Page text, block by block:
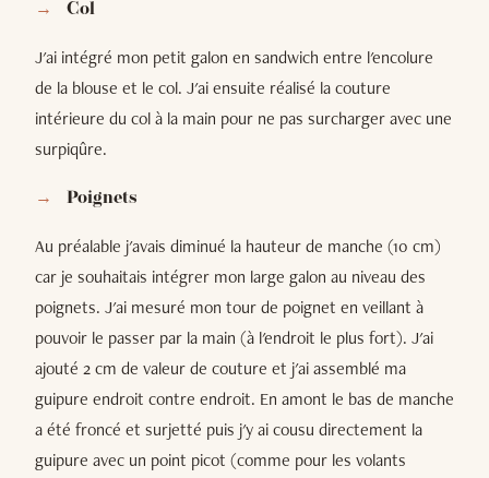
Col
J'ai intégré mon petit galon en sandwich entre l'encolure
de la blouse et le col. J'ai ensuite réalisé la couture
intérieure du col à la main pour ne pas surcharger avec une
surpiqûre.
Poignets
Au préalable j'avais diminué la hauteur de manche (10 cm)
car je souhaitais intégrer mon large galon au niveau des
poignets. J'ai mesuré mon tour de poignet en veillant à
pouvoir le passer par la main (à l'endroit le plus fort). J'ai
ajouté 2 cm de valeur de couture et j'ai assemblé ma
guipure endroit contre endroit. En amont le bas de manche
a été froncé et surjetté puis j'y ai cousu directement la
guipure avec un point picot (comme pour les volants